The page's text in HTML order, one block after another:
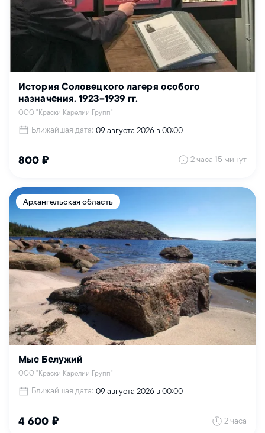
История Соловецкого лагеря особого
назначения. 1923–1939 гг.
ООО "Краски Карелии Групп"
Ближайшая дата: 09 августа 2026 в 00:00
800 ₽ 2 часа 15 минут
Архангельская область
Мыс Белужий
ООО "Краски Карелии Групп"
Ближайшая дата: 09 августа 2026 в 00:00
4 600 ₽ 2 часа